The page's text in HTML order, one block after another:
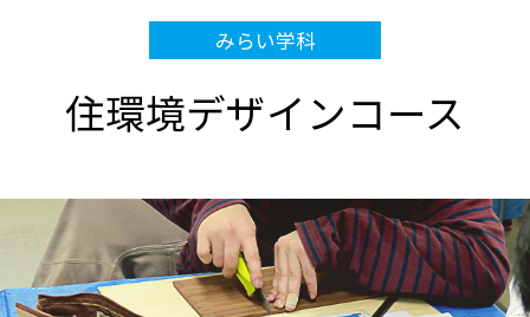
みらい学科
住環境デザインコース